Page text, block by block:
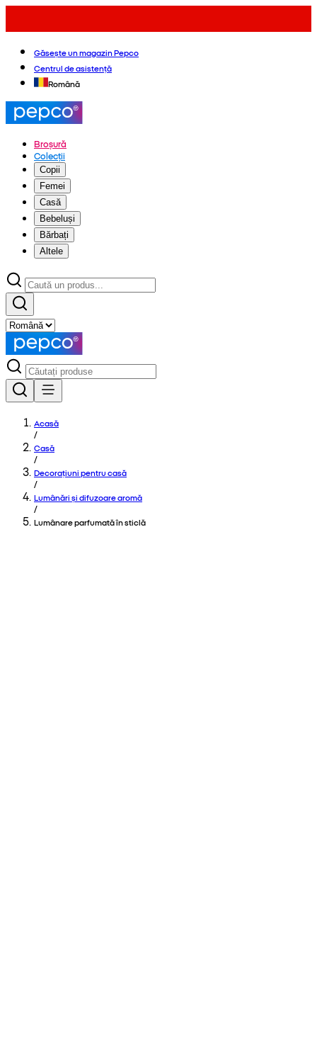
Găsește un magazin Pepco
Centrul de asistență
Română
Broșură
Colecții
Copii
Femei
Casă
Bebeluși
Bărbați
Altele
Acasă
/
Casă
/
Decorațiuni pentru casă
/
Lumânări și difuzoare aromă
/
Lumânare parfumată în sticlă